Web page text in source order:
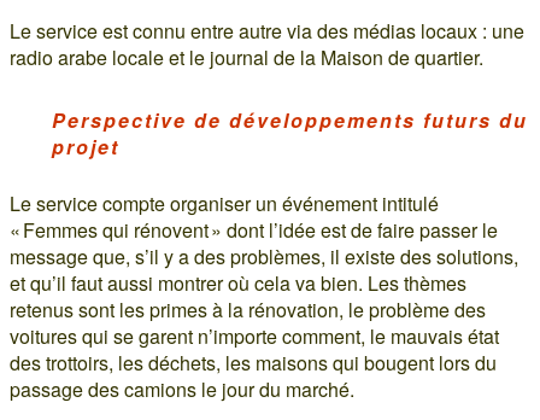
Le service est connu entre autre via des médias locaux : une
radio arabe locale et le journal de la Maison de quartier.
Perspective de développements futurs du
projet
Le service compte organiser un événement intitulé
« Femmes qui rénovent » dont l’idée est de faire passer le
message que, s’il y a des problèmes, il existe des solutions,
et qu’il faut aussi montrer où cela va bien. Les thèmes
retenus sont les primes à la rénovation, le problème des
voitures qui se garent n’importe comment, le mauvais état
des trottoirs, les déchets, les maisons qui bougent lors du
passage des camions le jour du marché.